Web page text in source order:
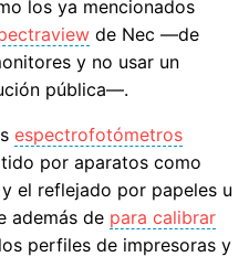
los ya mencionados
de Nec —de
y no usar un
pública—.
espectrofotómetros
por aparatos como
el reflejado por papeles u
además de para calibrar
perfiles de impresoras y